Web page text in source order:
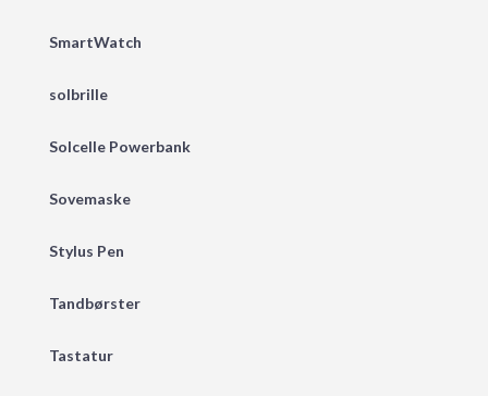
SmartWatch
solbrille
Solcelle Powerbank
Sovemaske
Stylus Pen
Tandbørster
Tastatur